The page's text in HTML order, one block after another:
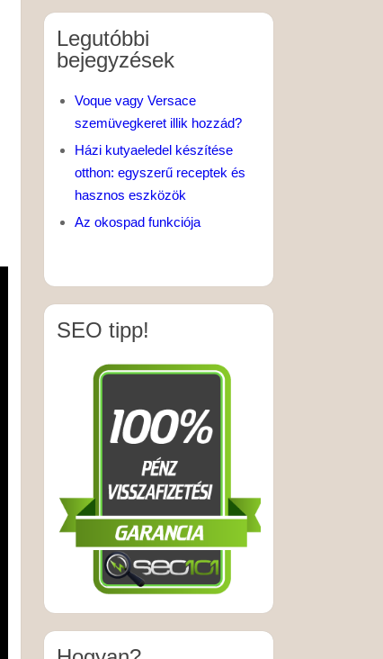
Legutóbbi
bejegyzések
Voque vagy Versace
szemüvegkeret illik hozzád?
Házi kutyaeledel készítése
otthon: egyszerű receptek és
hasznos eszközök
Az okospad funkciója
SEO tipp!